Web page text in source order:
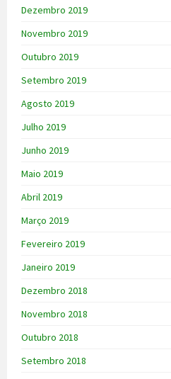
Dezembro 2019
Novembro 2019
Outubro 2019
Setembro 2019
Agosto 2019
Julho 2019
Junho 2019
Maio 2019
Abril 2019
Março 2019
Fevereiro 2019
Janeiro 2019
Dezembro 2018
Novembro 2018
Outubro 2018
Setembro 2018